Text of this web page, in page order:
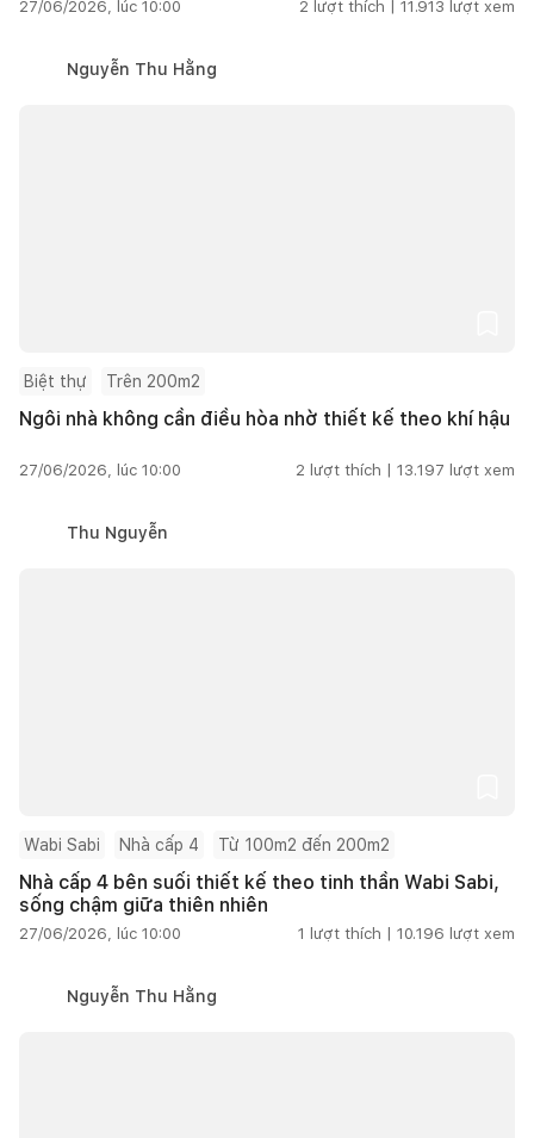
27/06/2026, lúc 10:00 2 lượt thích | 11.913 lượt xem
Nguyễn Thu Hằng
Biệt thự Trên 200m2
Ngôi nhà không cần điều hòa nhờ thiết kế theo khí hậu
27/06/2026, lúc 10:00 2 lượt thích | 13.197 lượt xem
Thu Nguyễn
Wabi Sabi Nhà cấp 4 Từ 100m2 đến 200m2
Nhà cấp 4 bên suối thiết kế theo tinh thần Wabi Sabi,
sống chậm giữa thiên nhiên
27/06/2026, lúc 10:00 1 lượt thích | 10.196 lượt xem
Nguyễn Thu Hằng